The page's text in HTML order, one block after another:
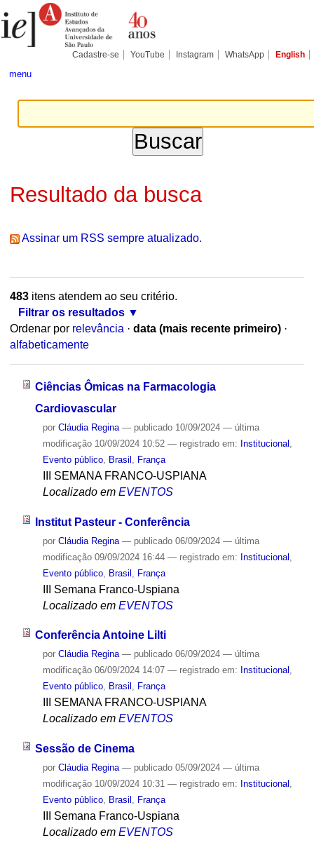
para
conteúdo.
Pessoais
Cadastre-se YouTube Instagram WhatsApp English
menu
Resultado da busca
Assinar um RSS sempre atualizado.
483itens atendem ao seu critério.
Filtrar os resultados
Ordenar por relevância · data (mais recente primeiro) ·
alfabeticamente
Ciências Ômicas na Farmacologia
Cardiovascular
por Cláudia Regina — publicado10/09/2024 — última
modificação10/09/2024 10:52 — registrado em: Institucional
Evento público, Brasil França
III SEMANA FRANCO-USPIANA
Localizado em EVENTOS
Institut Pasteur - Conferência
por Cláudia Regina — publicado06/09/2024 — última
modificação09/09/2024 16:44 — registrado em: Institucional
Evento público, Brasil França
III Semana Franco-Uspiana
Localizado em EVENTOS
Conferência Antoine Lilti
por Cláudia Regina — publicado06/09/2024 — última
modificação06/09/2024 14:07 — registrado em: Institucional ,
Evento público, Brasil , França
III SEMANA FRANCO-USPIANA
Localizado em EVENTOS
Sessão de Cinema
por Cláudia Regina — publicado05/09/2024 — última
modificação10/09/2024 10:31 — registrado em: Institucional ,
Evento público, Brasil , França
III Semana Franco-Uspiana
Localizado em EVENTOS